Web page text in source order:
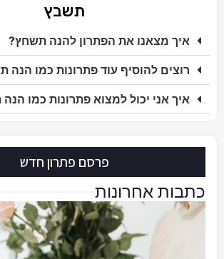
תשבץ
איך מצאנו את הפתרון להנה תשחץ?
רוצים להוסיף עוד פתרונות כמו הנה
איך אני יכול למצוא פתרונות כמו
פרסם פתרון חדש
כתבות אחרונות